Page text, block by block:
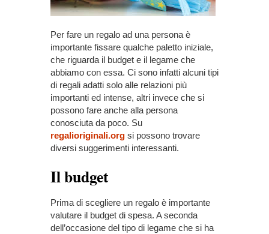
Per fare un regalo ad una persona è
importante fissare qualche paletto iniziale,
che riguarda il budget e il legame che
abbiamo con essa. Ci sono infatti alcuni tipi
di regali adatti solo alle relazioni più
importanti ed intense, altri invece che si
possono fare anche alla persona
conosciuta da poco. Su
regalioriginali.org si possono trovare
diversi suggerimenti interessanti.
Il budget
Prima di scegliere un regalo è importante
valutare il budget di spesa. A seconda
dell’occasione del tipo di legame che si ha